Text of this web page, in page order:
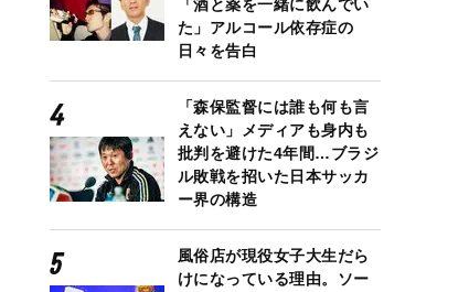
「酒と薬を一緒に飲んでい
た」アルコール依存症の
日々を告白
「森保監督には誰も何も言
えない」メディアも身内も
批判を避けた4年間…ブラジ
ル敗戦を招いた日本サッカ
ー界の構造
風俗店が現役女子大生だら
けになっている理由。ソー